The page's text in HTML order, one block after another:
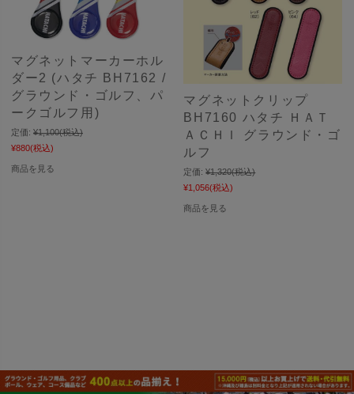
マグネットマーカーホル
ダー2 (ハタチ BH7162 /
グラウンド・ゴルフ、パ
ークゴルフ用)
定価: ¥1,100(税込)
¥880(税込)
商品を見る
マグネットクリップ
BH7160 ハタチ ＨＡＴ
ＡＣＨＩ グラウンド・ゴ
ルフ
定価: ¥1,320(税込)
¥1,056(税込)
商品を見る